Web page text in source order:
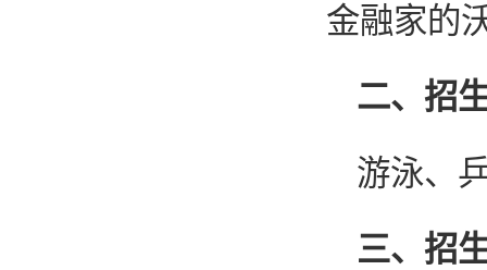
金融家的
二、招
游泳、
三、招